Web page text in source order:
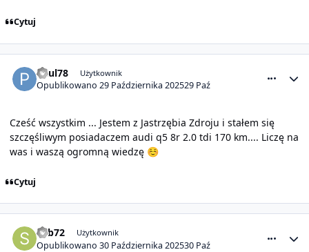
Cytuj
Paul78 Użytkownik
Opublikowano29 Października 202529 Paź
Cześć wszystkim ... Jestem z Jastrzębia Zdroju i stałem się
szczęśliwym posiadaczem audi q5 8r 2.0 tdi 170 km.... Liczę na
was i waszą ogromną wiedzę ☺️
Cytuj
Seb72 Użytkownik
Opublikowano30 Października 202530 Paź